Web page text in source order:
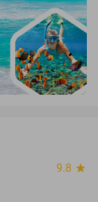
9.8 star